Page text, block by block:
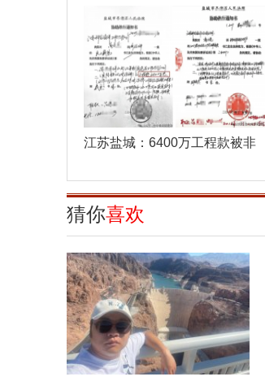
休克法官
江苏盐城：6400万工程款被非
猜你喜欢